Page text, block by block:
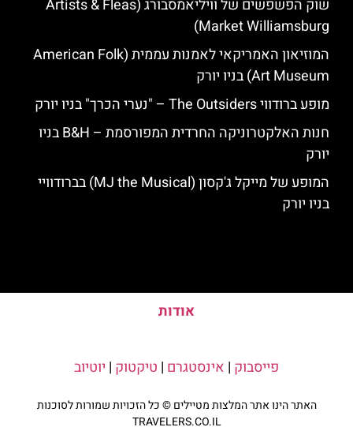
שוק הפשפשים של וויליאמסבורג (Artists & Fleas
Market Williamsburg)
המוזיאון האמריקאי לאמנות עממית (American Folk
Art Museum) בניו יורק
מופע ברודווי The Outsiders – "נערי הכרך" בניו יורק
חנות האלקטרוניקה החרדית המפורסמת – B&H בניו
יורק
המופע של מייקל ג'קסון (MJ the Musical) בברודוויי
בניו יורק
אודות
פייסבוק | אינסטגרם | טיקטוק | יוטיוב
האתר הינו אתר המלצות מטיילים © כל הזכויות שמורות לסוכנות
TRAVELERS.CO.IL